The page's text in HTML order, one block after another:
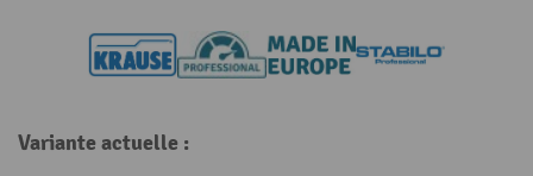
Variante actuelle :